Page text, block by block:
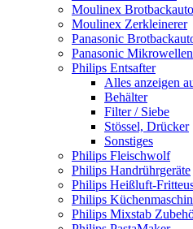
Moulinex
Moulinex Zerkleinerer
Panasonic
Panasonic
Philips Entsafter
Alles anzeigen
Behälter
Filter / Siebe
Stössel, Drücker
Sonstiges
Philips Fleischwolf
Philips Handrührgeräte
Philips Heißluft-
Philips
Philips Mixstab